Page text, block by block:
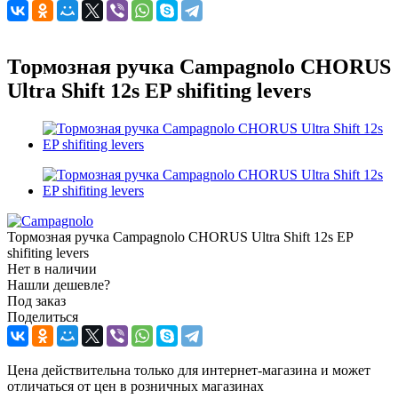
Тормозная ручка Campagnolo CHORUS
Ultra Shift 12s EP shifiting levers
Тормозная ручка Campagnolo CHORUS Ultra Shift 12s EP
shifiting levers
Нет в наличии
Нашли дешевле?
Под заказ
Поделиться
Цена действительна только для интернет-магазина и может
отличаться от цен в розничных магазинах